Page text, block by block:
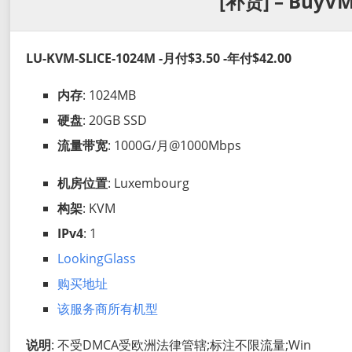
LU-KVM-SLICE-1024M -月付$3.50 -年付$42.00
内存: 1024MB
硬盘: 20GB SSD
流量带宽: 1000G/月@1000Mbps
机房位置: Luxembourg
构架: KVM
IPv4: 1
LookingGlass
购买地址
该服务商所有机型
说明: 不受DMCA受欧洲法律管辖;标注不限流量;Win